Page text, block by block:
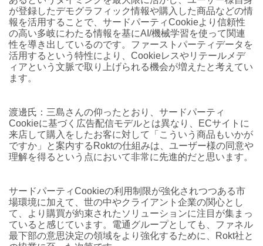
が登録したデモグラフィック情報や購入した商品などの情
報を活用することで、サードパーティCookieより信頼性
の高い多岐にわたる情報を基にAI/機械学習を使って関連
性を導き出しているのです。ファーストパーティデータを
活用するという特性により、Cookieレスやリテールメデ
ィアという文脈で取り上げられる機会が増えたと考えてい
ます。
渡邊氏：三島さんの仰ったとおり、サードパーティ
Cookieに基づく広告配信モデルとは異なり、ECサイトに
来店して購入をしたお客に対して「こういう商品もいかが
ですか」と案内するRoktの仕組みは、ユーザー様の同意や
理解を得るという点において非常に先進的だと思います。
サードパーティCookieの利用制限が強化されつつある市
場環境に加えて、世の中やクライアント企業の関心とし
て、より購買が約束されたソリューションに注目が集まっ
ていると感じています。電通グループとしても、ファネル
最下部の意思決定の領域をより強化するために、Rokt社と